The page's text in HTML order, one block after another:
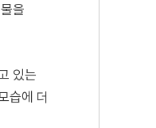
을
있는
습에 더